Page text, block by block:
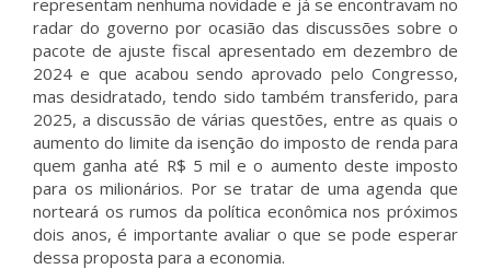
representam nenhuma novidade e já se encontravam no
radar do governo por ocasião das discussões sobre o
pacote de ajuste fiscal apresentado em dezembro de
2024 e que acabou sendo aprovado pelo Congresso,
mas desidratado, tendo sido também transferido, para
2025, a discussão de várias questões, entre as quais o
aumento do limite da isenção do imposto de renda para
quem ganha até R$ 5 mil e o aumento deste imposto
para os milionários. Por se tratar de uma agenda que
norteará os rumos da política econômica nos próximos
dois anos, é importante avaliar o que se pode esperar
dessa proposta para a economia.